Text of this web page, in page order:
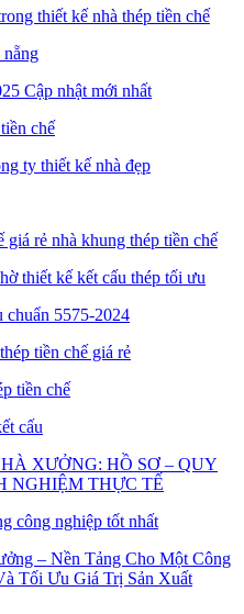
thiết kế nhà thép tiền chế
Cập nhật mới nhất
ty thiết kế nhà đẹp
giá rẻ nhà khung thép tiền chế
chuẩn 5575-2024
tiền chế
XƯỞNG: HỒ SƠ – QUY
NGHIỆM THỰC TẾ
– Nền Tảng Cho Một Công
Tối Ưu Giá Trị Sản Xuất